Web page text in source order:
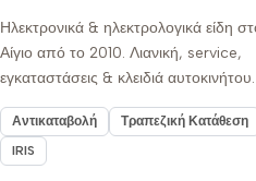
Ηλεκτρονικά & ηλεκτρολογικά είδη
Αίγιο από το 2010. Λιανική, service,
εγκαταστάσεις & κλειδιά αυτοκινήτου.
Αντικαταβολή
Τραπεζική Κατάθεση
IRIS